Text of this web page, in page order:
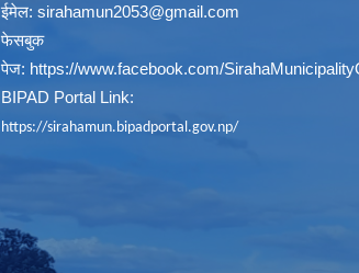
ईमेल: sirahamun2053@gmail.com
फेसबुक
पेज: https://www.facebook.com/
BIPAD Portal Link:
https://sirahamun.bipadportal.gov.np/